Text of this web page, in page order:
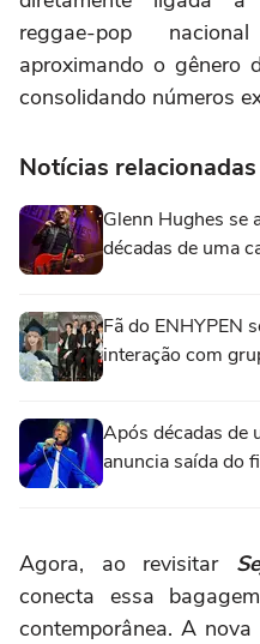
reggae-pop
aproximando o gênero
consolidando números
Notícias relacionadas
Glenn Hughes se
décadas de uma
Fã do ENHYPEN
interação com
Após décadas de
anuncia saída do
Agora, ao revisitar
conecta essa
contemporânea. A